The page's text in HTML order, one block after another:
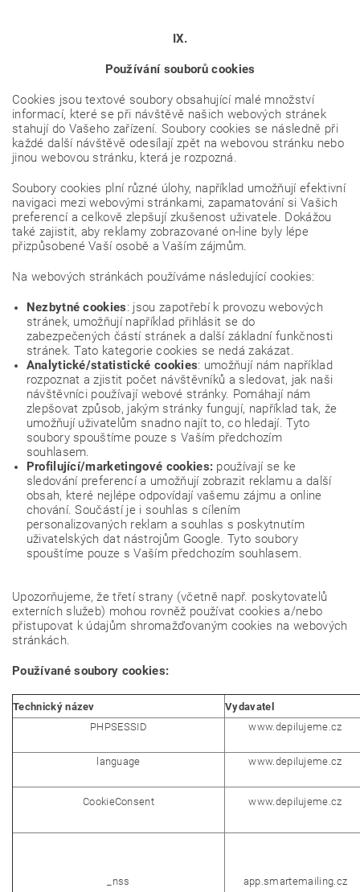
IX.
Používání souborů cookies
Cookies jsou textové soubory obsahující malé množství
informací, které se při návštěvě našich webových stránek
stahují do Vašeho zařízení. Soubory cookies se následně při
každé další návštěvě odesílají zpět na webovou stránku nebo
jinou webovou stránku, která je rozpozná.
Soubory cookies plní různé úlohy, například umožňují efektivní
navigaci mezi webovými stránkami, zapamatování si Vašich
preferencí a celkově zlepšují zkušenost uživatele. Dokážou
také zajistit, aby reklamy zobrazované on-line byly lépe
přizpůsobené Vaší osobě a Vaším zájmům.
Na webových stránkách používáme následující cookies:
Nezbytné cookies: jsou zapotřebí k provozu webových
stránek, umožňují například přihlásit se do
zabezpečených částí stránek a další základní funkčnosti
stránek. Tato kategorie cookies se nedá zakázat.
Analytické/statistické cookies: umožňují nám například
rozpoznat a zjistit počet návštěvníků a sledovat, jak naši
návštěvníci používají webové stránky. Pomáhají nám
zlepšovat způsob, jakým stránky fungují, například tak, že
umožňují uživatelům snadno najít to, co hledají. Tyto
soubory spouštíme pouze s Vaším předchozím
souhlasem.
Profilující/marketingové cookies: používají se ke
sledování preferencí a umožňují zobrazit reklamu a další
obsah, které nejlépe odpovídají vašemu zájmu a online
chování. Součástí je i souhlas s cílením
personalizovaných reklam a souhlas s poskytnutím
uživatelských dat nástrojům Google. Tyto soubory
spouštíme pouze s Vaším předchozím souhlasem.
Upozorňujeme, že třetí strany (včetně např. poskytovatelů
externích služeb) mohou rovněž používat cookies a/nebo
přistupovat k údajům shromažďovaným cookies na webových
stránkách.
Používané soubory cookies:
Technický název
Vydavatel
PHPSESSID
www.depilujeme.cz
language www.depilujeme.cz
CookieConsent www.depilujeme.cz
_nss app.smartemailing.cz